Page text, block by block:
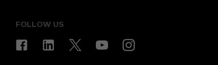
FOLLOW US